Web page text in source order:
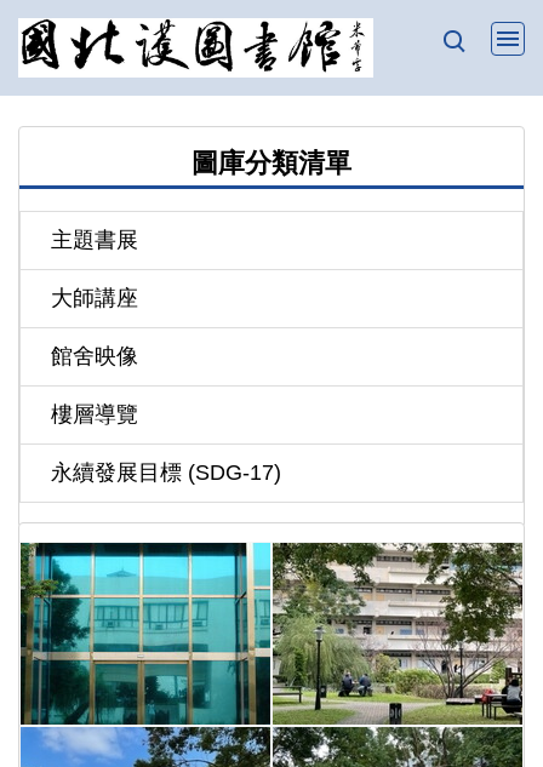
跳
到
容
區
圖庫分類清單
主題書展
大師講座
館舍映像
樓層導覽
永續發展目標 (SDG-17)